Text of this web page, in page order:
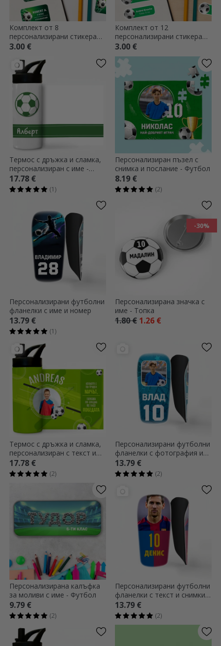
Комплект от 8
персонализирани стикера
(самозалепващи се етикети)
3.00 €
Комплект от 12
персонализирани стикера
(самозалепващи се етикети)
за училище - Спорт
3.00 €
Термос с дръжка и сламка,
персонализиран с име -
Футбол
17.78 €
(1)
Персонализиран пъзел с
снимка и послание - Футбол
8.19 €
(2)
Персонализирани футболни
фланелки с име и номер
13.79 €
(1)
-30%
Персонализирана значка с
име - Топка
1.80 € 1.26 €
Термос с дръжка и сламка,
персонализиран с текст и
снимка - Малкият
футболист
17.78 €
(2)
Персонализирани футболни
фланелки с фотография и
текст
13.79 €
(2)
Персонализирана калъфка
за моливи с име - Футбол
9.79 €
(2)
Персонализирани футболни
фланелки с текст и снимки -
Idol
13.79 €
(2)